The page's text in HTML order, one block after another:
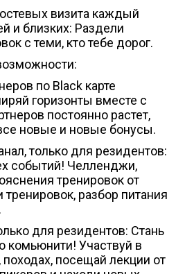
визита каждый
и близких: Раздели
с теми, кто тебе дорог.
по Black карте
горизонты вместе с
постоянно растет,
новые и новые бонусы.
только для резидентов:
событий! Челленджи,
тренировок от
тренировок, разбор питания
для резидентов: Стань
комьюнити! Участвуй в
походах, посещай лекции от